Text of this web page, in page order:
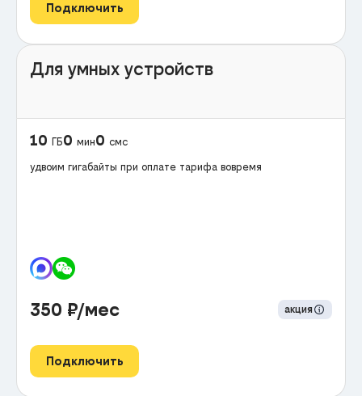
Подключить
Для умных устройств
10 ГБ0 мин0 смс
удвоим гигабайты при оплате тарифа вовремя
350 ₽/мес акция
Подключить